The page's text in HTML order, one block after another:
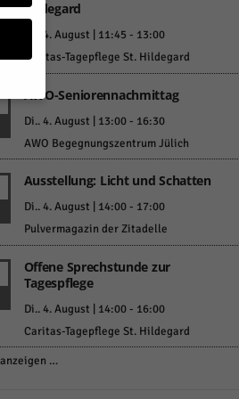
Hildegard
Di.. 4. August | 11:45 - 13:00
Caritas-Tagepflege St. Hildegard
AWO-Seniorennachmittag
Di.. 4. August | 13:00- 16:30
AWO Begegnungszentrum Jülich
Ausstellung: Licht und Schatten
Di.. 4. August | 14:00- 17:00
Pulvermagazin der Zitadelle
Offene Sprechstunde zur
Tagespflege
Di.. 4. August | 14:00- 16:00
Caritas-Tagepflege St. Hildegard
…
z.
Zurück